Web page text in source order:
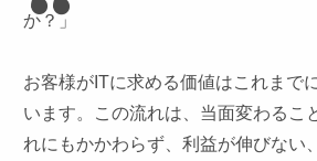
か？」
お客様がITに求める価値はこれまで
います。この流れは、当面変わるこ
れにもかかわらず、利益が伸びない